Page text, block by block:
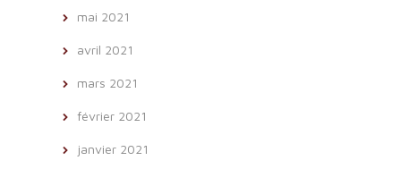
mai 2021
avril 2021
mars 2021
février 2021
janvier 2021